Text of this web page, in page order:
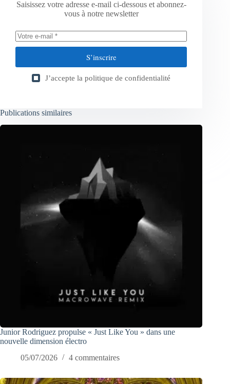
Saisissez votre adresse e-mail ci-dessous et abonnez-
vous à notre newsletter
S’inscrire
J’accepte la politique de confidentialité
Publications similaires
Junior Rodriguez propulse « Just Like You » dans une
nouvelle dimension électro
05/07/2026
4 commentaires